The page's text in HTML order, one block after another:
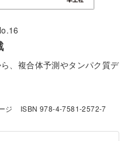
、複合体予測やタンパク質デ
ジ ISBN 978-4-7581-2572-7